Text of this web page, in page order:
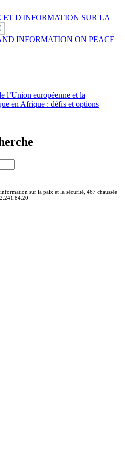
ET D'INFORMATION SUR LA
INFORMATION ON PEACE
l’Union européenne et la
en Afrique : défis et options
sur la paix et la sécurité, 467 chaussée